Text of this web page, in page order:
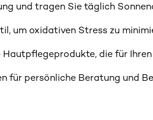
und tragen Sie täglich
um oxidativen Stress zu
die für
für persönliche Beratung und